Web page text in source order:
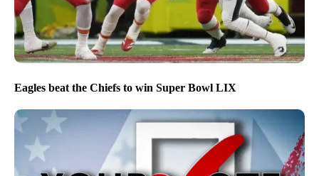
Eagles beat the Chiefs to win Super Bowl LIX